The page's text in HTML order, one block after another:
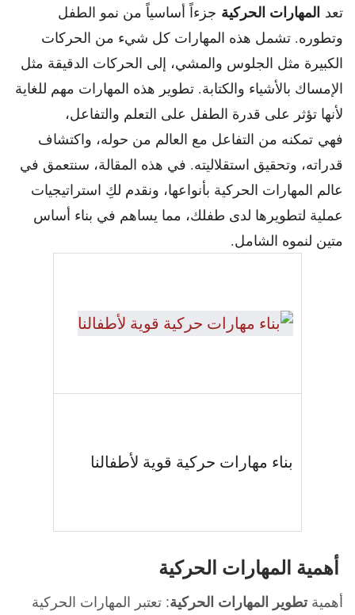
تعد المهارات الحركية جزءاً أساسياً من نمو الطفل
وتطوره. تشمل هذه المهارات كل شيء من الحركات
الكبيرة مثل الجلوس والمشي، إلى الحركات الدقيقة مثل
الإمساك بالأشياء والكتابة. تطوير هذه المهارات مهم للغاية
لأنها تؤثر على قدرة الطفل على التعلم والتفاعل،
فهي تمكنه من التفاعل مع العالم من حوله، واكتشاف
قدراته، وتحقيق استقلاليته. في هذه المقالة، سنتعمق في
عالم المهارات الحركية بأنواعها، ونقدم لكِ استراتيجيات
عملية لتطويرها لدى طفلك، مما يساهم في بناء أساس
متين لنموه الشامل.
بناء مهارات حركية قوية لأطفالنا
أهمية المهارات الحركية
أهمية تطوير المهارات الحركية: تعتبر المهارات الحركية